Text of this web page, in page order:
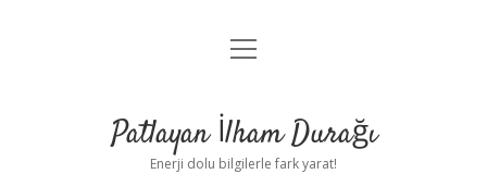
Anasayfa
Yasal Uyarı
menüyü
Patlayan İlham Durağı
Enerji dolu bilgilerle fark yarat!